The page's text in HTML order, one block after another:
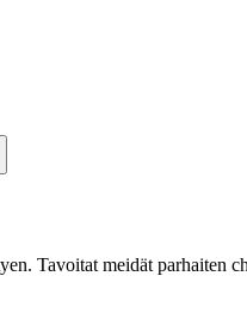
Tavoitat meidät parhaiten